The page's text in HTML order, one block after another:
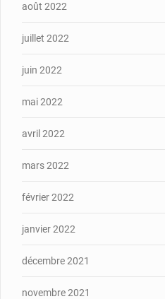
août 2022
juillet 2022
juin 2022
mai 2022
avril 2022
mars 2022
février 2022
janvier 2022
décembre 2021
novembre 2021